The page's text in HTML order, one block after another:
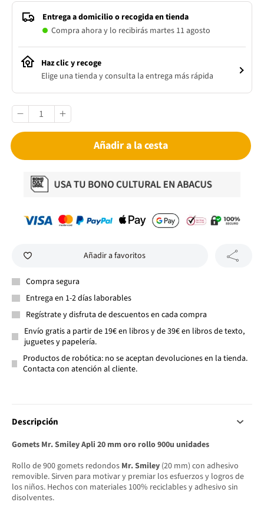
Entrega a domicilio o recogida en tienda
Compra ahora y lo recibirás martes 11 agosto
Haz clic y recoge
Elige una tienda y consulta la entrega más rápida
Añadir a la cesta
Añadir a favoritos
Compra segura
Entrega en 1-2 días laborables
Regístrate y disfruta de descuentos en cada compra
Envío gratis a partir de 19€ en libros y de 39€ en libros de texto,
juguetes y papelería.
Productos de robótica: no se aceptan devoluciones en la tienda.
Contacta con atención al cliente.
Descripción
Gomets Mr. Smiley Apli 20 mm oro rollo 900u unidades
Rollo de 900 gomets redondos Mr. Smiley (20 mm) con adhesivo
removible. Sirven para motivar y premiar los esfuerzos y logros de
los niños. Hechos con materiales 100% reciclables y adhesivo sin
disolventes.